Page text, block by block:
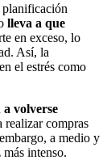
planificación
lleva a que
en exceso, lo
Así, la
el estrés como
a volverse
realizar compras
a medio y
intenso.